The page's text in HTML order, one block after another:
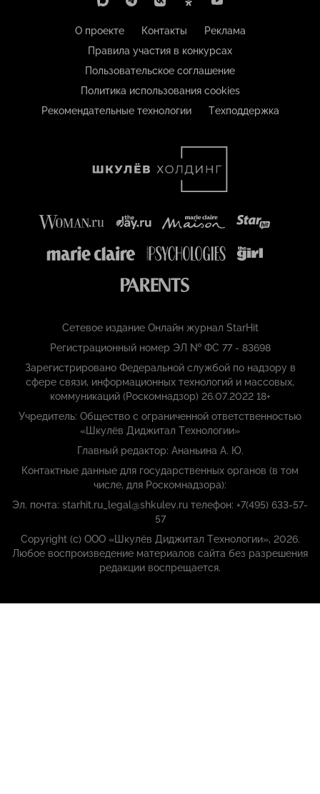
О проекте Контакты
Реклама
Правила участия в конкурсах
Пользовательское соглашение
Политика использования cookies
Рекомендательные технологии
Техподдержка
Сетевое издание Онлайн журнал StarHit
Регистрационный номер ЭЛ № ФС 77 - 83698
Зарегистрировано Федеральной службой по надзору в
сфере связи, информационных технологий и массовых,
коммуникаций (Роскомнадзор) 26.07.2022 18+
Учредитель: Общество с ограниченной ответственностью
«Шкулёв Диджитал Технологии»
Главный редактор: Ананьина А. Ю.
Контактные данные для государственных органов (в том
числе, для Роскомнадзора):
Эл. почта: starhit.ru_legal@shkulev.ru телефон: +7(495) 633-57-
57
Copyright (с) ООО «Шкулёв Диджитал Технологии», 2026.
Любое воспроизведение материалов сайта без разрешения
редакции воспрещается.